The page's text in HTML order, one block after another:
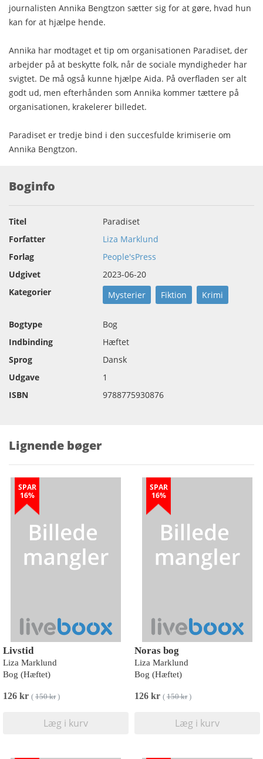
journalisten Annika Bengtzon sætter sig for at gøre, hvad hun
kan for at hjælpe hende.
Annika har modtaget et tip om organisationen Paradiset, der
arbejder på at beskytte folk, når de sociale myndigheder har
svigtet. De må også kunne hjælpe Aida. På overfladen ser alt
godt ud, men efterhånden som Annika kommer tættere på
organisationen, krakelerer billedet.
Paradiset er tredje bind i den succesfulde krimiserie om
Annika Bengtzon.
Boginfo
Titel
Paradiset
Forfatter
Liza Marklund
Forlag
People'sPress
Udgivet
2023-06-20
Kategorier
Mysterier Fiktion Krimi
Bogtype
Bog
Indbinding
Hæftet
Sprog
Dansk
Udgave
1
ISBN
9788775930876
Lignende bøger
SPAR
16%
Livstid
Liza Marklund
Bog (Hæftet)
126 kr ( 150 kr)
Læg i kurv
SPAR
16%
Noras bog
Liza Marklund
Bog (Hæftet)
126 kr ( 150 kr)
Læg i kurv